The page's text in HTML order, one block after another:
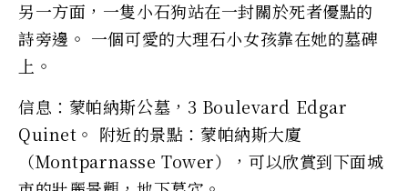
另一方面，一隻小石狗站在一封關於死者優點的
詩旁邊。 一個可愛的大理石小女孩靠在她的墓碑
上。
信息：蒙帕納斯公墓，3 Boulevard Edgar
Quinet。 附近的景點：蒙帕納斯大廈
（Montparnasse Tower），可以欣賞到下面城